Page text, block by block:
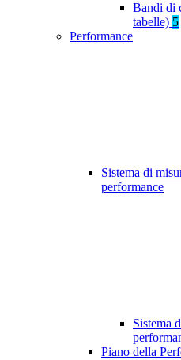
Bandi di
tabelle) 5
Performance
Sistema di
performance
Sistema
Piano della